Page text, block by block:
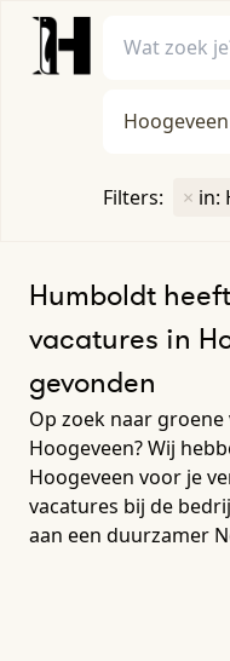
Filters: × in:
Humboldt heeft
vacatures in
gevonden
Op zoek naar
Hoogeveen? Wij
Hoogeveen voor je
vacatures bij de
aan een duurzamer